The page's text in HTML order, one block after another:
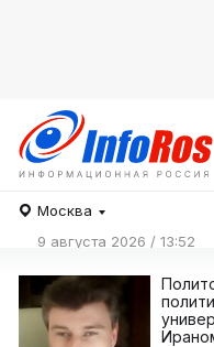
Москва
9 августа 2026 / 13:52